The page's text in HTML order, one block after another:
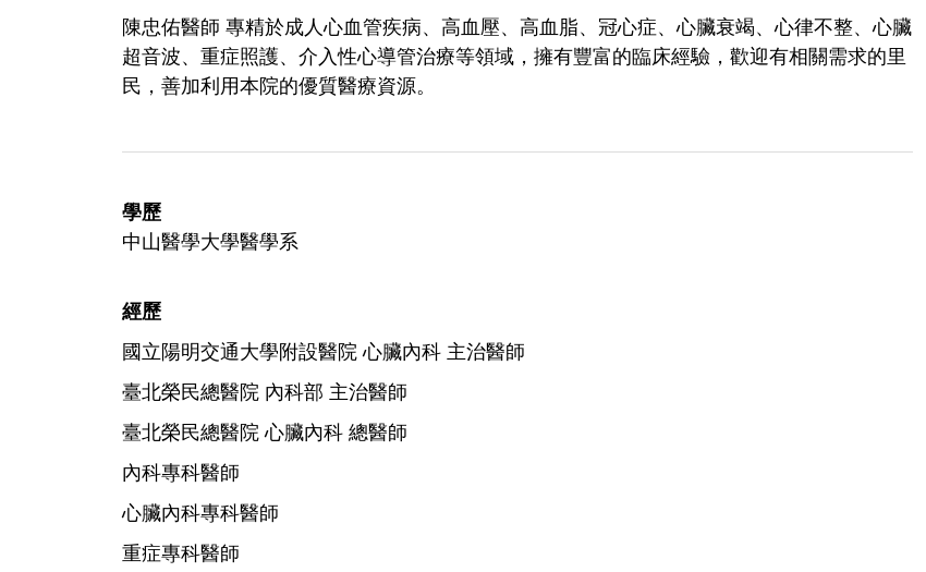
陳忠佑醫師 專精於成人心血管疾病、高血壓、高血脂、冠心症、心臟衰竭、心律不整、心臟
超音波、重症照護、介入性心導管治療等領域，擁有豐富的臨床經驗，歡迎有相關需求的里
民，善加利用本院的優質醫療資源。
學歷
中山醫學大學醫學系
經歷
國立陽明交通大學附設醫院 心臟內科 主治醫師
臺北榮民總醫院 內科部 主治醫師
臺北榮民總醫院 心臟內科 總醫師
內科專科醫師
心臟內科專科醫師
重症專科醫師